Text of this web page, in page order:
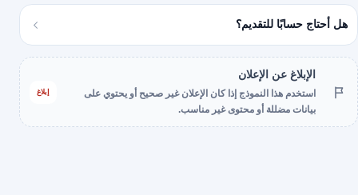
هل أحتاج حسابًا للتقديم؟
الإبلاغ عن الإعلان
استخدم هذا النموذج إذا كان الإعلان غير صحيح أو يحتوي على
بيانات مضللة أو محتوى غير مناسب.
إبلاغ